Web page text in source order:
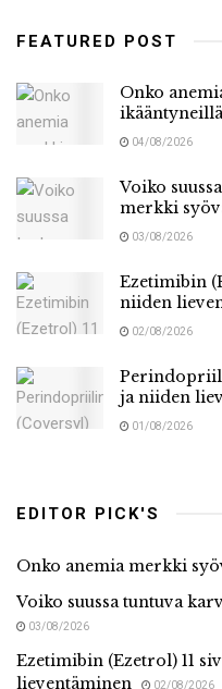
FEATURED POST
Onko
04/08/2026
Voiko
merkki
03/08/2026
Ezetimibin
niiden
02/08/2026
ja niiden
01/08/2026
EDITOR PICK'S
Onko anemia merkki
Voiko suussa tuntuva
03/08/2026
Ezetimibin (Ezetrol) 11
lieventäminen
02/08/2026